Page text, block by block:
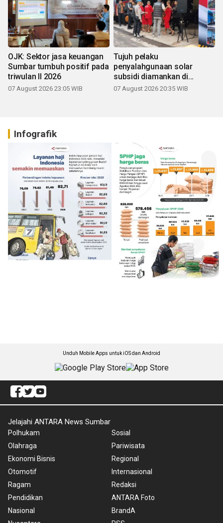
OJK: Sektor jasa keuangan
Sumbar tumbuh positif pada
triwulan II 2026
07 August 2026 23:05 WIB
Tujuh pelaku
penyalahgunaan solar
subsidi diamankan di
Sumbar
07 August 2026 20:35 WIB
Infografik
Unduh Mobile Apps untuk iOS dan Android
Jelajahi ANTARA News Sumbar
Polhukam
Olahraga
Ekonomi Bisnis
Otomotif
Ragam
Pendidikan
Nasional
Sosial
Pariwisata
Regional
Internasional
Redaksi
ANTARA Foto
BrandA